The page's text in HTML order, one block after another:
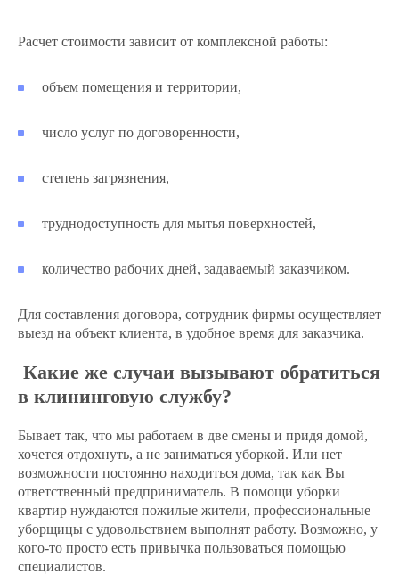
Расчет стоимости зависит от комплексной работы:
объем помещения и территории,
число услуг по договоренности,
степень загрязнения,
труднодоступность для мытья поверхностей,
количество рабочих дней, задаваемый заказчиком.
Для составления договора, сотрудник фирмы осуществляет
выезд на объект клиента, в удобное время для заказчика.
Какие же случаи вызывают обратиться
в клининговую службу?
Бывает так, что мы работаем в две смены и придя домой,
хочется отдохнуть, а не заниматься уборкой. Или нет
возможности постоянно находиться дома, так как Вы
ответственный предприниматель. В помощи уборки
квартир нуждаются пожилые жители, профессиональные
уборщицы с удовольствием выполнят работу. Возможно, у
кого-то просто есть привычка пользоваться помощью
специалистов.